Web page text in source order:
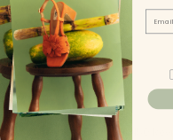
Descrição
Excelente 4,9/5 (+1450